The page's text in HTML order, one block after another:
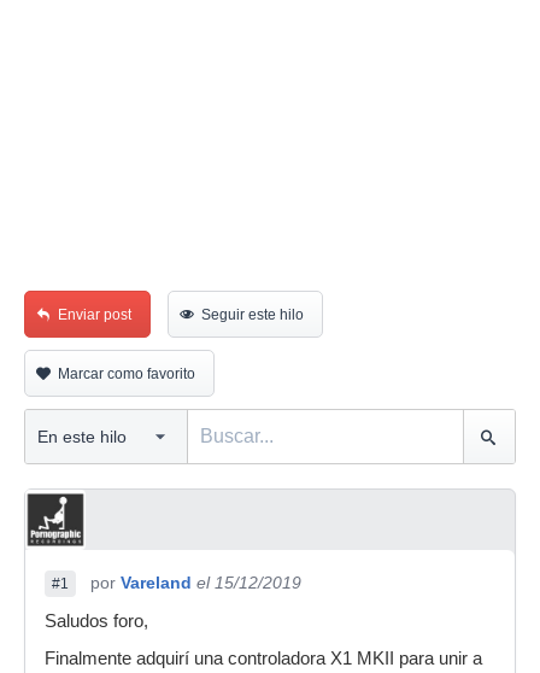
Enviar post Seguir este hilo
Marcar como favorito
#1 por Vareland el 15/12/2019
Saludos foro,
Finalmente adquirí una controladora X1 MKII para unir a